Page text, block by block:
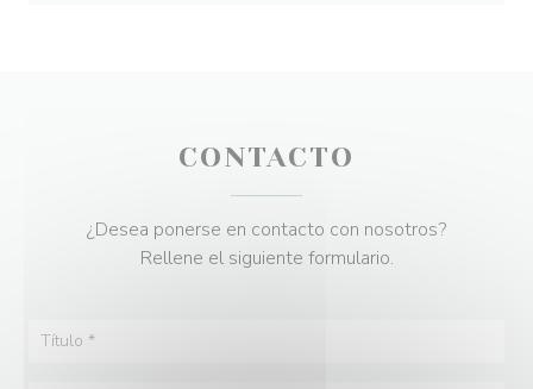
CONTACTO
¿Desea ponerse en contacto con nosotros?
Rellene el siguiente formulario.